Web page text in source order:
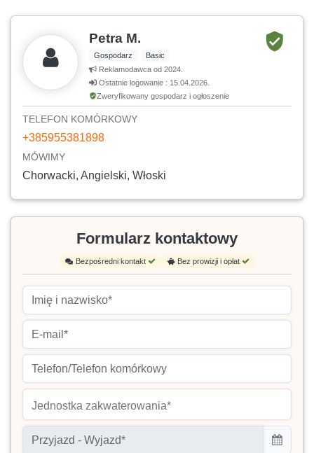
Petra M.
Gospodarz
Basic
Reklamodawca od 2024.
Ostatnie logowanie : 15.04.2026.
Zweryfikowany gospodarz i ogłoszenie
TELEFON KOMÓRKOWY
+385955381898
MÓWIMY
Chorwacki, Angielski, Włoski
Formularz kontaktowy
Bezpośredni kontakt Bez prowizji i opłat
Jednostka zakwaterowania*